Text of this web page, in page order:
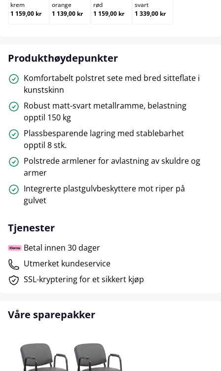
krem
1 159,00 kr
orange
1 139,00 kr
rød
1 159,00 kr
svart
1 339,00 kr
Produkthøydepunkter
Komfortabelt polstret sete med bred sitteflate i
kunstskinn
Robust matt-svart metallramme, belastning
opptil 150 kg
Plassbesparende lagring med stablebarhet
opptil 8 stk.
Polstrede armlener for avlastning av skuldre og
armer
Integrerte plastgulvbeskyttere mot riper på
gulvet
Tjenester
Betal innen 30 dager
Utmerket kundeservice
SSL-kryptering for et sikkert kjøp
Våre sparepakker